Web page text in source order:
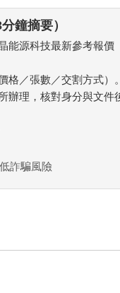
鐘摘要）
能源科技最新參考報價
格／張數／交割方式）
辦理，核對身分與文件
詐騙風險